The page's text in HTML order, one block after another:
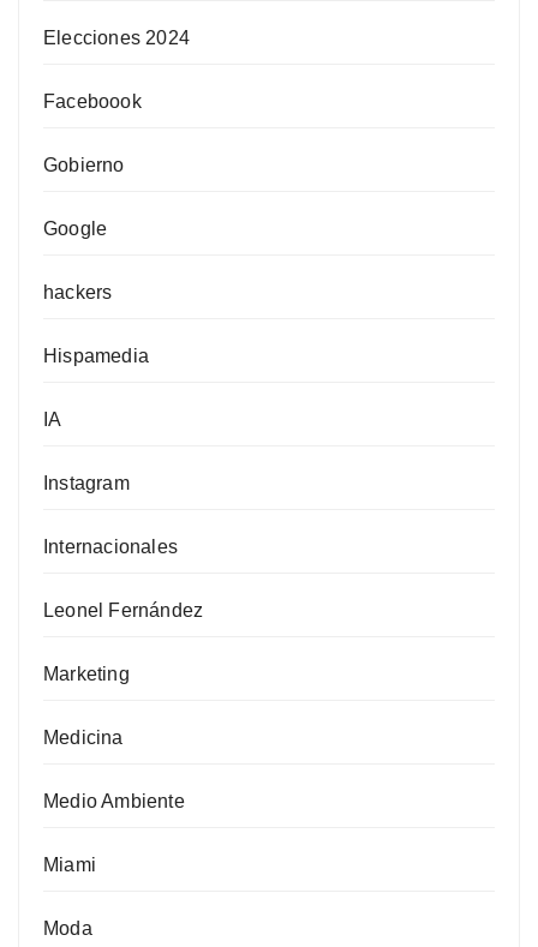
Elecciones 2024
Faceboook
Gobierno
Google
hackers
Hispamedia
IA
Instagram
Internacionales
Leonel Fernández
Marketing
Medicina
Medio Ambiente
Miami
Moda